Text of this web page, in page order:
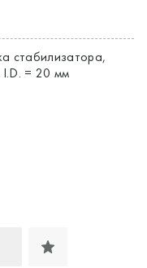
другой
стабилизатора,
I.D. = 20 мм